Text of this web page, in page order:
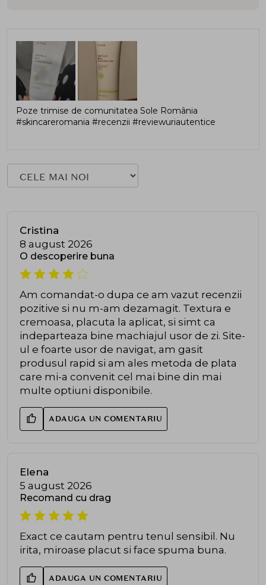
Poze trimise de comunitatea Sole România
#skincareromania #recenzii #reviewuriautentice
Cristina
8 august 2026
O descoperire buna
Am comandat-o dupa ce am vazut recenzii
pozitive si nu m-am dezamagit. Textura e
cremoasa, placuta la aplicat, si simt ca
indeparteaza bine machiajul usor de zi. Site-
ul e foarte usor de navigat, am gasit
produsul rapid si am ales metoda de plata
care mi-a convenit cel mai bine din mai
multe optiuni disponibile.
ADAUGA UN COMENTARIU
Elena
5 august 2026
Recomand cu drag
Exact ce cautam pentru tenul sensibil. Nu
irita, miroase placut si face spuma buna.
ADAUGA UN COMENTARIU